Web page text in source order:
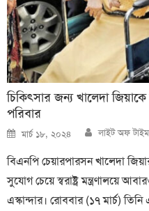
চিকিৎসার জন্য খালেদা
পরিবার
Posted
on
মার্চ ১৮, ২০২৪ Author
লাইট অফ
বিএনপি চেয়ারপারসন খালেদা
সুযোগ চেয়ে স্বরাষ্ট্র মন্ত্রণালয়ে
এস্কান্দার। রোববার (১৭ মার্চ)